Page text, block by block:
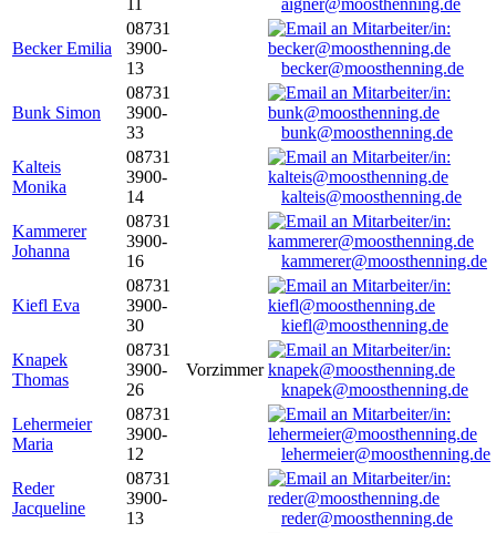
aigner@moosthenning.de
Becker Emilia
08731
3900-
13
becker@moosthenning.de
Bunk Simon
08731
3900-
33
bunk@moosthenning.de
Kalteis
Monika
08731
3900-
14
kalteis@moosthenning.de
Kammerer
Johanna
08731
3900-
16
kammerer@moosthenning.de
Kiefl Eva
08731
3900-
30
kiefl@moosthenning.de
Knapek
Thomas
08731
3900-
26
Vorzimmer
knapek@moosthenning.de
Lehermeier
Maria
08731
3900-
12
lehermeier@moosthenning.de
Reder
Jacqueline
08731
3900-
13
reder@moosthenning.de